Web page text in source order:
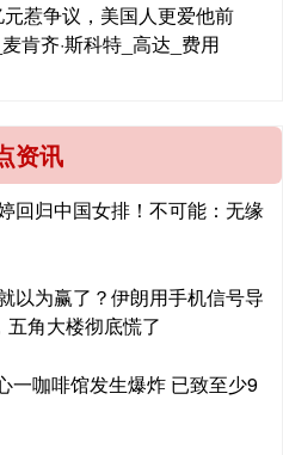
惹争议，美国人更爱他前
肯齐·斯科特_高达_费用
资讯
回归中国女排！不可能：无缘
以为赢了？伊朗用手机信号导
角大楼彻底慌了
一咖啡馆发生爆炸 已致至少9